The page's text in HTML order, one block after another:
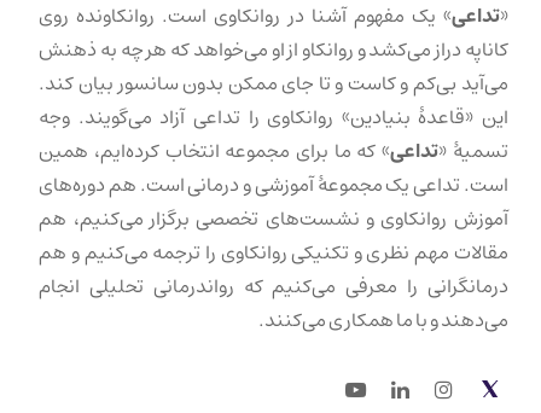
«تداعی» یک مفهوم آشنا در روانکاوی است. روانکاونده روی
کاناپه دراز می‌کشد و روانکاو از او می‌خواهد که هر چه به ذهنش
می‌آید بی‌کم و کاست و تا جای ممکن بدون سانسور بیان کند.
این «قاعدهٔ بنیادین» روانکاوی را تداعی آزاد می‌گویند. وجه
تسمیهٔ «تداعی» که ما برای مجموعه انتخاب کرده‌ایم، همین
است. تداعی یک مجموعهٔ آموزشی و درمانی است. هم دوره‌های
آموزش روانکاوی و نشست‌های تخصصی برگزار می‌کنیم، هم
مقالات مهم نظری و تکنیکی روانکاوی را ترجمه می‌کنیم و هم
درمانگرانی را معرفی می‌کنیم که رواندرمانی تحلیلی انجام
می‌دهند و با ما همکاری می‌کنند.
Twitter
Instagram
LinkedIn
Youtube